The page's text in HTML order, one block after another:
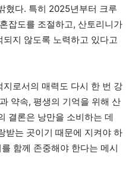
혔다. 특히 2025년부터 크루
잡도를 조절하고, 산토리니가
지 않도록 노력하고 있다고
로서의 매력도 다시 한 번 강
약속, 평생의 기억을 위해 산
결론은 낭만을 소비하는 데
받는 곳이기 때문에 지켜야 하
함께 존중해야 한다는 메시